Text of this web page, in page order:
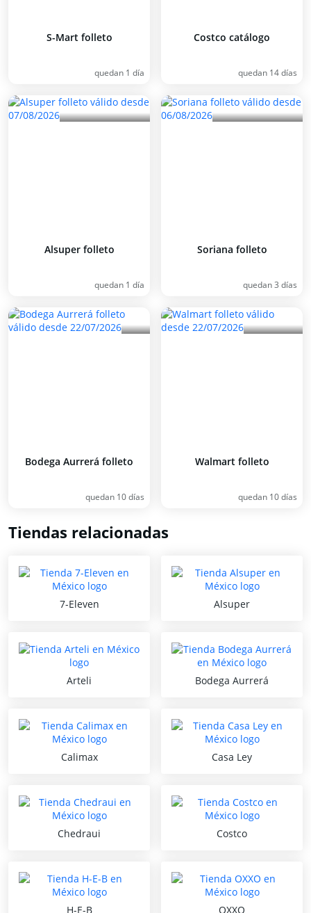
S-Mart folleto
quedan 1 día
Costco catálogo
quedan 14 días
Alsuper folleto
quedan 1 día
Soriana folleto
quedan 3 días
Bodega Aurrerá folleto
quedan 10 días
Walmart folleto
quedan 10 días
Tiendas relacionadas
7-Eleven Alsuper
Arteli Bodega Aurrerá
Calimax Casa Ley
Chedraui Costco
H-E-B OXXO